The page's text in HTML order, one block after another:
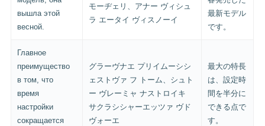
вышла этой
весной.
モーヂェリ、アナー ヴィシュ
ラ エータイ ヴィスノーイ
最新モデル
です。
Главное
преимущество
в том, что
время
настройки
сокращается
グラーヴナエ プリイムーシシ
ェストヴァ フ トーム、シュト
ー ヴレーミャ ナストロイキ
サクラシシャーエッツァ ヴド
ヴォーエ
最大の特長
は、設定時
間を半分に
できる点で
す。